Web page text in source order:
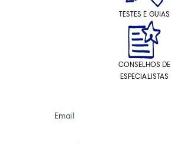
TESTES E GUIAS
CONSELHOS DE
ESPECIALISTAS
Email